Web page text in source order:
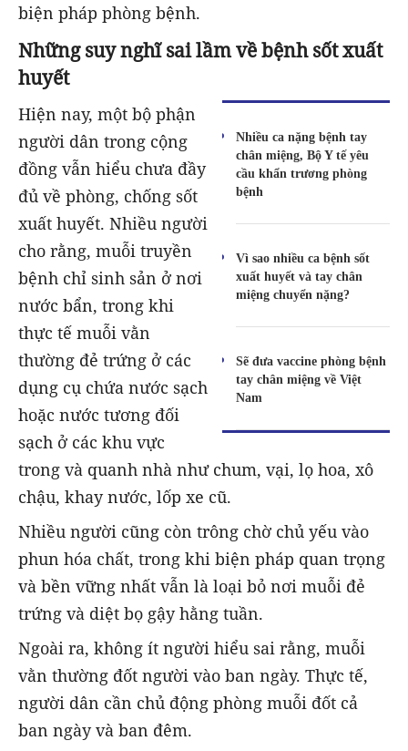
biện pháp phòng bệnh.
Những suy nghĩ sai lầm về bệnh sốt xuất
huyết
Nhiều ca nặng bệnh tay
chân miệng, Bộ Y tế yêu
cầu khẩn trương phòng
bệnh
Vì sao nhiều ca bệnh sốt
xuất huyết và tay chân
miệng chuyển nặng?
Sẽ đưa vaccine phòng bệnh
tay chân miệng về Việt
Nam
Hiện nay, một bộ phận
người dân trong cộng
đồng vẫn hiểu chưa đầy
đủ về phòng, chống sốt
xuất huyết. Nhiều người
cho rằng, muỗi truyền
bệnh chỉ sinh sản ở nơi
nước bẩn, trong khi
thực tế muỗi vằn
thường đẻ trứng ở các
dụng cụ chứa nước sạch
hoặc nước tương đối
sạch ở các khu vực
trong và quanh nhà như chum, vại, lọ hoa, xô
chậu, khay nước, lốp xe cũ.
Nhiều người cũng còn trông chờ chủ yếu vào
phun hóa chất, trong khi biện pháp quan trọng
và bền vững nhất vẫn là loại bỏ nơi muỗi đẻ
trứng và diệt bọ gậy hằng tuần.
Ngoài ra, không ít người hiểu sai rằng, muỗi
vằn thường đốt người vào ban ngày. Thực tế,
người dân cần chủ động phòng muỗi đốt cả
ban ngày và ban đêm.